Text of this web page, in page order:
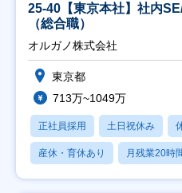
25-40【東京本社】社内
（総合職）
オルガノ株式会社
東京都
713万~1049万
正社員採用 土日祝休み
産休・育休あり 月残業20時